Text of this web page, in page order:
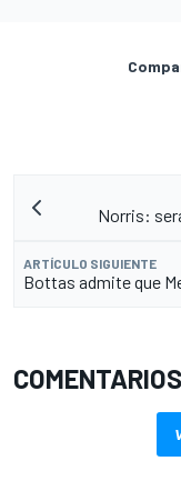
Norris:
ARTÍCULO SIGUIENTE
Bottas admite que